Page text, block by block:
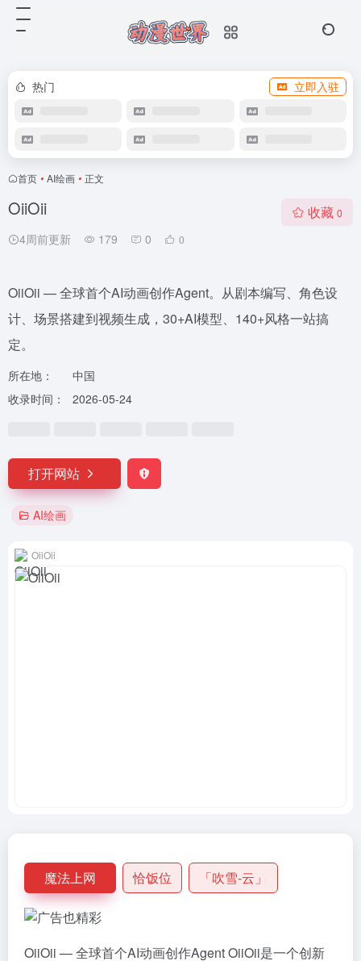
热门 立即入驻
首页 • AI绘画 • 正文
OiiOii
4周前更新 179 0 0
收藏 0
OiiOii — 全球首个AI动画创作Agent。从剧本编写、角色设
计、场景搭建到视频生成，30+AI模型、140+风格一站搞
定。
所在地：
中国
收录时间：
2026-05-24
打开网站
AI绘画
OiiOii
魔法上网 恰饭位 「吹雪-云」
OiiOii — 全球首个AI动画创作Agent OiiOii是一个创新